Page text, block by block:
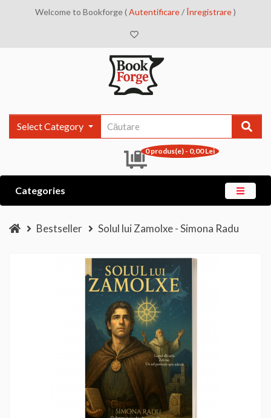
Welcome to Bookforge (Autentificare/Înregistrare)
Select Category
0 produs(e) - 0,00 Lei
Categories
Bestseller Solul lui Zamolxe - Simona Radu